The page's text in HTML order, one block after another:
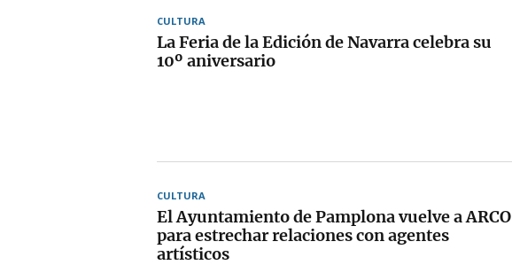
CULTURA
La Feria de la Edición de Navarra celebra su
10º aniversario
CULTURA
El Ayuntamiento de Pamplona vuelve a ARCO
para estrechar relaciones con agentes
artísticos